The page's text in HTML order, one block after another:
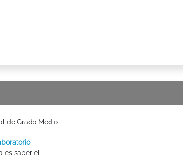
de Grado Medio
es saber el